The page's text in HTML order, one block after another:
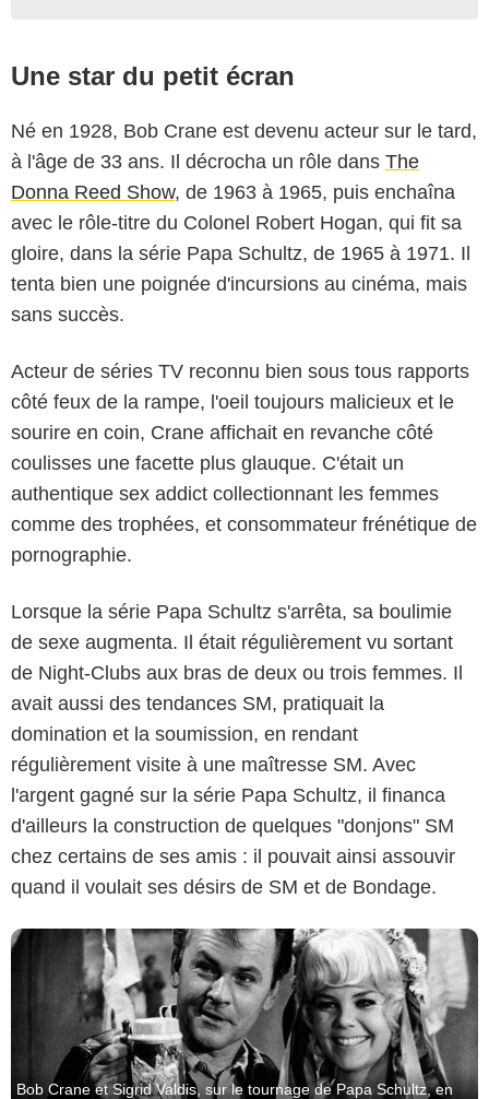
Une star du petit écran
Né en 1928, Bob Crane est devenu acteur sur le tard,
à l'âge de 33 ans. Il décrocha un rôle dans The
Donna Reed Show, de 1963 à 1965, puis enchaîna
avec le rôle-titre du Colonel Robert Hogan, qui fit sa
gloire, dans la série Papa Schultz, de 1965 à 1971. Il
tenta bien une poignée d'incursions au cinéma, mais
sans succès.
Acteur de séries TV reconnu bien sous tous rapports
côté feux de la rampe, l'oeil toujours malicieux et le
sourire en coin, Crane affichait en revanche côté
coulisses une facette plus glauque. C'était un
authentique sex addict collectionnant les femmes
comme des trophées, et consommateur frénétique de
pornographie.
Lorsque la série Papa Schultz s'arrêta, sa boulimie
de sexe augmenta. Il était régulièrement vu sortant
de Night-Clubs aux bras de deux ou trois femmes. Il
avait aussi des tendances SM, pratiquait la
domination et la soumission, en rendant
régulièrement visite à une maîtresse SM. Avec
l'argent gagné sur la série Papa Schultz, il financa
d'ailleurs la construction de quelques "donjons" SM
chez certains de ses amis : il pouvait ainsi assouvir
quand il voulait ses désirs de SM et de Bondage.
CBS Television
Bob Crane et Sigrid Valdis, sur le tournage de Papa Schultz, en